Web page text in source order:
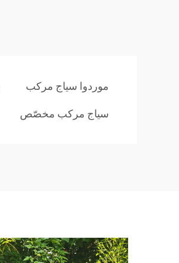
موردوا سياج مركب
سياج مركب مخصّص